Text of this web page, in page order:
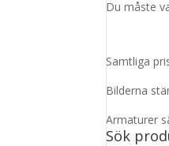
Du måste
Samtliga
Bilderna
Armaturer
Sök